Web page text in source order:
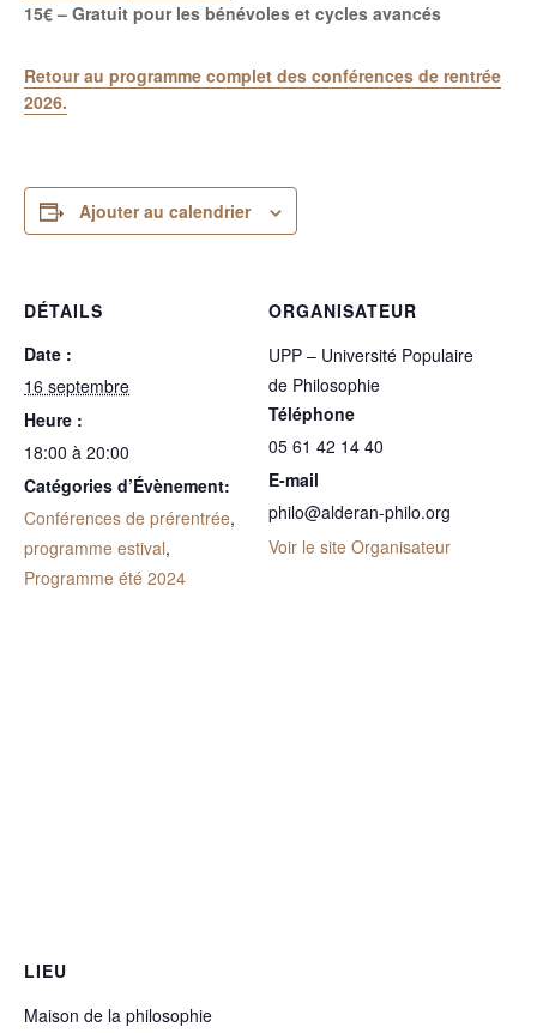
15€ – Gratuit pour les bénévoles et cycles avancés
Retour au programme complet des conférences de rentrée
2026.
Ajouter au calendrier
DÉTAILS
Date :
16 septembre
Heure :
18:00 à 20:00
Catégories d’Évènement:
Conférences de prérentrée,
programme estival,
Programme été 2024
ORGANISATEUR
UPP – Université Populaire
de Philosophie
Téléphone
05 61 42 14 40
E-mail
philo@alderan-philo.org
Voir le site Organisateur
LIEU
Maison de la philosophie